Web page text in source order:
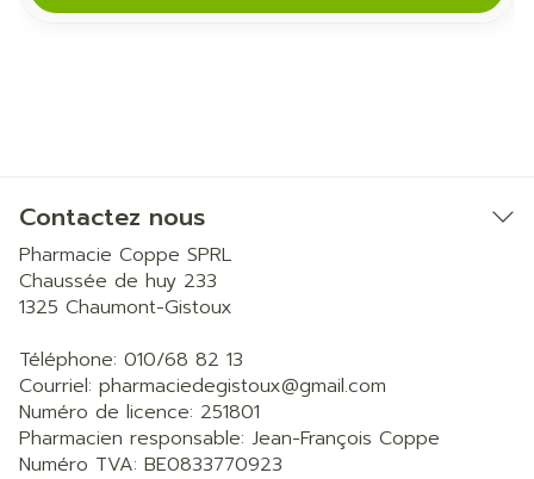
Contactez nous
Pharmacie Coppe SPRL
Chaussée de huy 233
1325 Chaumont-Gistoux
Téléphone: 010/68 82 13
Courriel: pharmaciedegistoux@gmail.com
Numéro de licence: 251801
Pharmacien responsable: Jean-François Coppe
Numéro TVA: BE0833770923